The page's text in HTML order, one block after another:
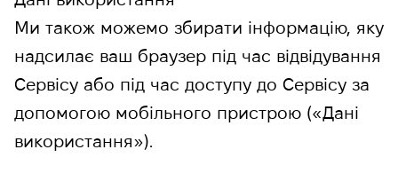
Ми також можемо збирати інформацію, яку
надсилає ваш браузер під час відвідування
Сервісу або під час доступу до Сервісу за
допомогою мобільного пристрою («Дані
використання»).